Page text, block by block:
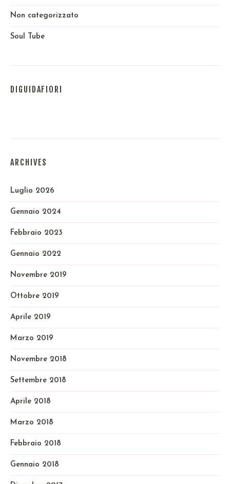
Non categorizzato
Soul Tube
DIGUIDAFIORI
ARCHIVES
Luglio 2026
Gennaio 2024
Febbraio 2023
Gennaio 2022
Novembre 2019
Ottobre 2019
Aprile 2019
Marzo 2019
Novembre 2018
Settembre 2018
Aprile 2018
Marzo 2018
Febbraio 2018
Gennaio 2018